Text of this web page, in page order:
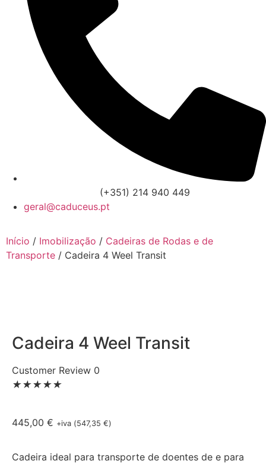
(+351) 214 940 449
geral@caduceus.pt
Início / Imobilização / Cadeiras de Rodas e de
Transporte / Cadeira 4 Weel Transit
Cadeira 4 Weel Transit
Customer Review 0
★★★★★
445,00 € +iva (547,35 €)
Cadeira ideal para transporte de doentes de e para